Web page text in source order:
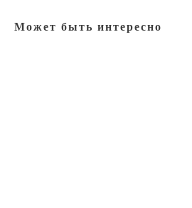
Может быть интересно